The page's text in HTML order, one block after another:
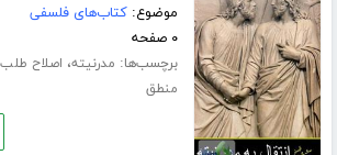
موضوع:کتاب‌های فلسفی
۰ صفحه
برچسب‌ها: مدرنیته، اصلاح طلب
منطق